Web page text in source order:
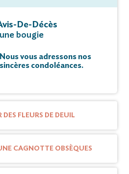
De-Décès
bougie
Nous vous adressons nos
sincères condoléances.
DES FLEURS DE DEUIL
CAGNOTTE OBSÈQUES